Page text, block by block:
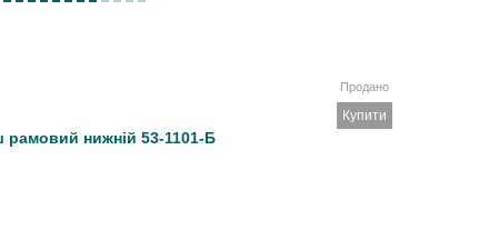
Продано
Купити
рамовий нижній 53-1101-Б